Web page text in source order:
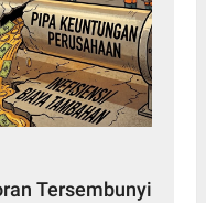
Tersembunyi